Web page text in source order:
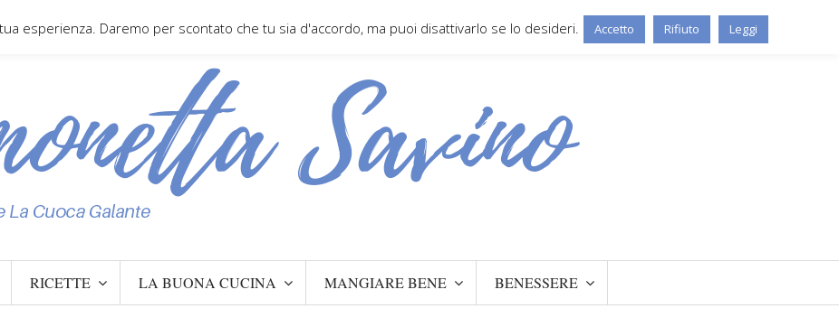
RICETTE LA BUONA CUCINA MANGIARE BENE BENESSERE
esperienza. Daremo per scontato che tu sia d'accordo, ma puoi disattivarlo se lo desideri. Accetto Rifiuto Leggi